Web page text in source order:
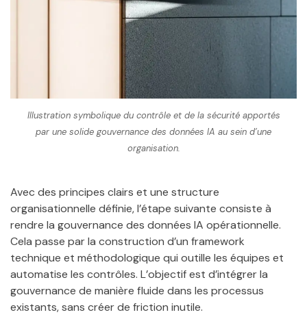
Illustration symbolique du contrôle et de la sécurité apportés
par une solide gouvernance des données IA au sein d’une
organisation.
Avec des principes clairs et une structure
organisationnelle définie, l’étape suivante consiste à
rendre la gouvernance des données IA opérationnelle.
Cela passe par la construction d’un framework
technique et méthodologique qui outille les équipes et
automatise les contrôles. L’objectif est d’intégrer la
gouvernance de manière fluide dans les processus
existants, sans créer de friction inutile.